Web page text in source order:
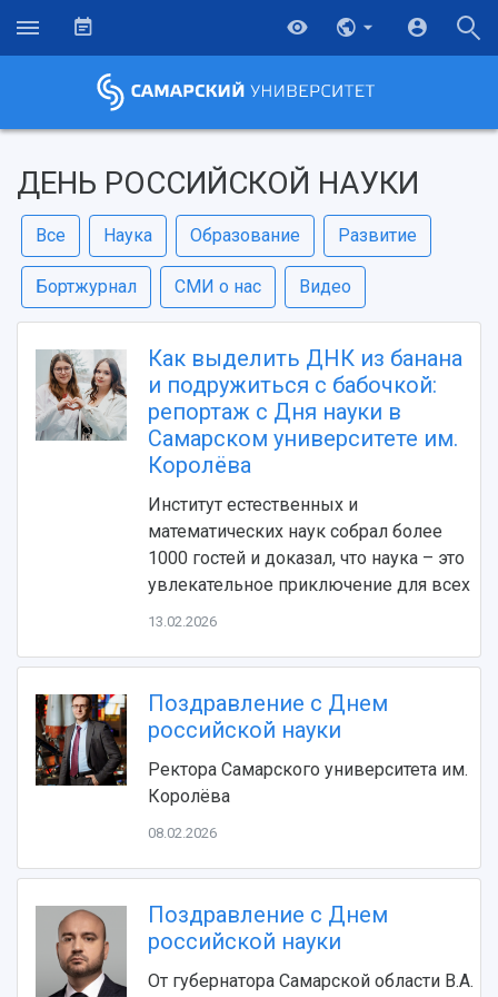
НАЗАД
Об университете
История
Ключевые факты
Руководство
Наблюдательный совет
Попечительский совет
Ученый совет
Ректорат
Новости
Главные новости
Объявления
СМИ об университете
Пресс-центр
Газета "Полет"
Образование
Почему я выбираю Самарский университет?
Абитуриенту
Бакалавриат и специалитет
Аспирантура
Формы обучения
Учебные планы
Дополнительное образование
Научно-исследовательская деятельность
Основные научные направления
Научные школы и ведущие научные коллективы
Диссертационные советы
Конкурс на замещение должностей научных
работников
Научно-технический совет
Научные проекты и темы
ДЕНЬ РОССИЙСКОЙ НАУКИ
Все Наука Образование Развитие
Бортжурнал СМИ о нас Видео
Как выделить ДНК из банана
и подружиться с бабочкой:
репортаж с Дня науки в
Самарском университете им.
Королёва
Институт естественных и
математических наук собрал более
1000 гостей и доказал, что наука – это
увлекательное приключение для всех
13.02.2026
Поздравление с Днем
российской науки
Ректора Самарского университета им.
Королёва
08.02.2026
Поздравление с Днем
российской науки
От губернатора Самарской области В.А.